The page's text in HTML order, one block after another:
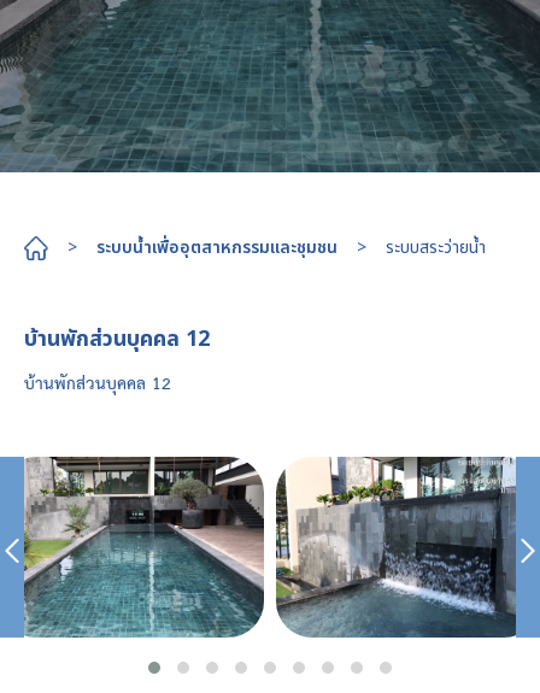
> ระบบน้ำเพื่ออุตสาหกรรมและชุมชน > ระบบสระว่ายน้ำ
บ้านพักส่วนบุคคล 12
บ้านพักส่วนบุคคล 12